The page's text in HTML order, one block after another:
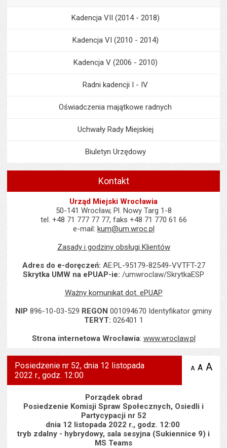
Kadencja VII (2014 - 2018)
Kadencja VI (2010 - 2014)
Kadencja V (2006 - 2010)
Radni kadencji I - IV
Oświadczenia majątkowe radnych
Uchwały Rady Miejskiej
Biuletyn Urzędowy
Kontakt
Urząd Miejski Wrocławia
50-141 Wrocław, Pl. Nowy Targ 1-8
tel. +48 71 777 77 77, faks +48 71 770 61 66
e-mail: kum@um.wroc.pl
Zasady i godziny obsługi Klientów
Adres do e-doręczeń: AE:PL-95179-82549-VVTFT-27
Skrytka UMW na ePUAP-ie: /umwroclaw/SkrytkaESP
Ważny komunikat dot. ePUAP
NIP 896-10-03-529 REGON 001094670 Identyfikator gminy
TERYT: 026401 1
Strona internetowa Wrocławia: www.wroclaw.pl
Posiedzenie nr 52, dnia 12 listopada
2022 r., godz. 12:00
A zmniejsz
A A
Porządek obrad
Posiedzenie Komisji Spraw Społecznych, Osiedli i
Partycypacji nr 52
dnia 12 listopada 2022 r., godz. 12:00
tryb zdalny - hybrydowy, sala sesyjna (Sukiennice 9) i
MS Teams